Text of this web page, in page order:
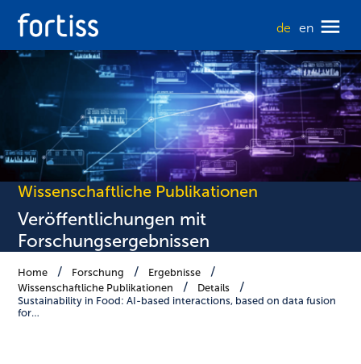
de en
Wissenschaftliche Publikationen
Veröffentlichungen mit
Forschungsergebnissen
Home Forschung
Ergebnisse
Wissenschaftliche Publikationen
Details
Sustainability in Food: AI-based interactions, based on data fusion
for…